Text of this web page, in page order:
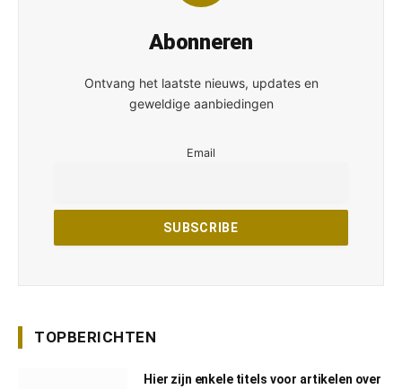
Abonneren
Ontvang het laatste nieuws, updates en
geweldige aanbiedingen
Email
TOPBERICHTEN
Hier zijn enkele titels voor artikelen over